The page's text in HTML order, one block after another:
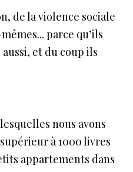
de la violence sociale
parce qu’ils
et du coup ils
nous avons
à 1000 livres
appartements dans